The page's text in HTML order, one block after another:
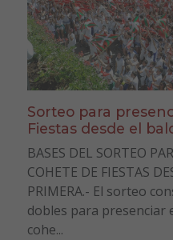
Sorteo para
Fiestas desde el
BASES DEL SORTEO
COHETE DE FIESTAS
PRIMERA.- El sorteo
dobles para presenciar
cohe...